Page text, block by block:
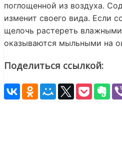
поглощенной из воздуха.
изменит своего вида. Если
щелочь растереть
оказываются мыльными на
Поделиться ссылкой: